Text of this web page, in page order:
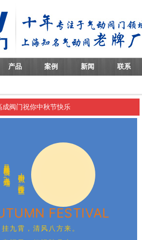
产品 案例 新闻 联系
成阀门祝你中秋节快乐
小时不识月，呼作白玉盘。
又疑又疑瑶台镜，飞在青云端。
FESTIVAL
挂九霄，清风八方来。